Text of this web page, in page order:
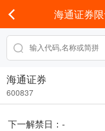
海通证券
海通证券
600837
下一解禁日： -